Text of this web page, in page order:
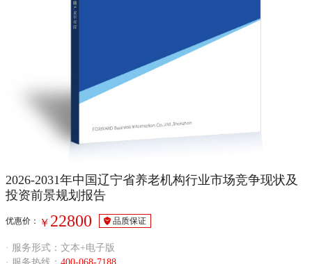
2026-2031年中国辽宁省养老机构行业市场竞争现状及
投资前景规划报告
优惠价： ￥ 22800 品质保证
· 服务形式：文本+电子版